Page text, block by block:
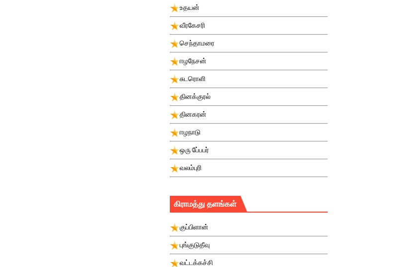
உதயன்
வீரகேசரி
செந்தாமரை
ஈழநேசன்
சுடரொளி
தினக்குரல்
தினகரன்
ஈழநாடு
ஒரு பே்பபர்
வலம்புரி
கிராமத்து தளங்கள்
குப்பிளான்
புங்குடுதீவு
வட்டக்கச்சி